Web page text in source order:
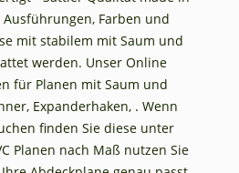
Farben und
mit stabilem mit Saum und
werden. Unser Online
für Planen mit Saum und
Expanderhaken, . Wenn
finden Sie diese unter
Planen nach Maß nutzen Sie